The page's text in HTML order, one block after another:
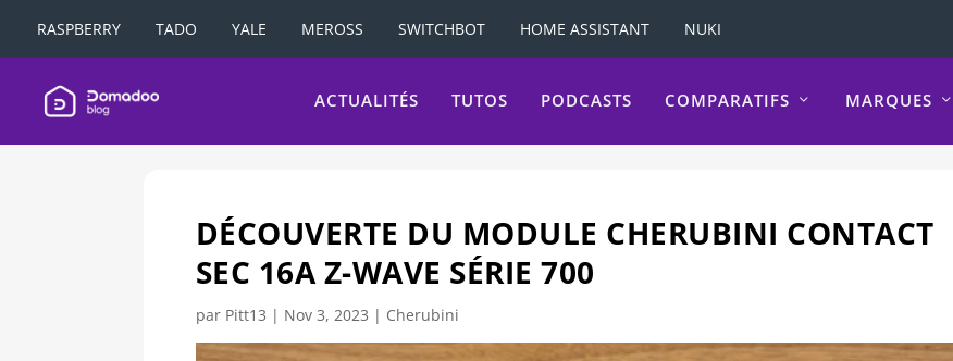
RASPBERRY TADO YALE MEROSS SWITCHBOT HOME ASSISTANT NUKI
ACTUALITÉS TUTOS PODCASTS COMPARATIFS MARQUES
DÉCOUVERTE DU MODULE CHERUBINI CONTACT
SEC 16A Z-WAVE SÉRIE 700
par Pitt13 | Nov 3, 2023 | Cherubini